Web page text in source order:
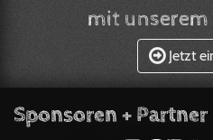
mit
Jetzt
Sponsoren + Partner